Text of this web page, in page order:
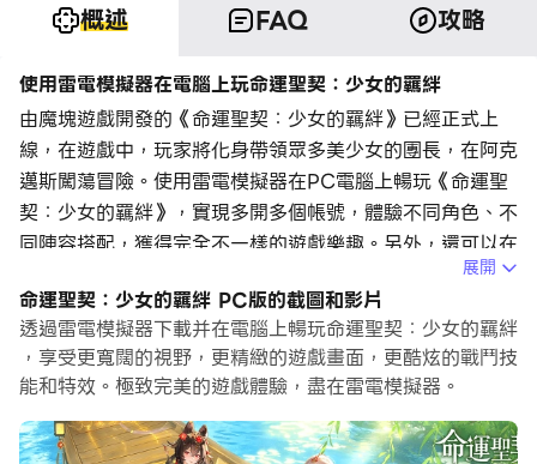
概述 FAQ 攻略
使用雷電模擬器在電腦上玩命運聖契：少女的羈絆
由魔塊遊戲開發的《命運聖契：少女的羈絆》已經正式上
線，在遊戲中，玩家將化身帶領眾多美少女的團長，在阿克
邁斯闖蕩冒險。使用雷電模擬器在PC電腦上暢玩《命運聖
契：少女的羈絆》，實現多開多個帳號，體驗不同角色、不
同陣容搭配，獲得完全不一樣的遊戲樂趣。另外，還可以在
模擬器右邊工具欄使用操作錄製功能，錄製一鍵通關腳本，
實現自動通關，想要玩哪個角色，再手動操作對應的帳號即
可。無需氪金也可以暢玩眾多角色。快來下載雷電模擬器暢
玩《命運聖契：少女的羈絆》吧！
如何使用雷電模擬器在PC電腦上暢玩《命運聖契：少女的
羈絆》
展開
命運聖契：少女的羈絆 PC版的截圖和影片
透過雷電模擬器下載并在電腦上暢玩命運聖契：少女的羈絆
，享受更寬闊的視野，更精緻的遊戲畫面，更酷炫的戰鬥技
能和特效。極致完美的遊戲體驗，盡在雷電模擬器。